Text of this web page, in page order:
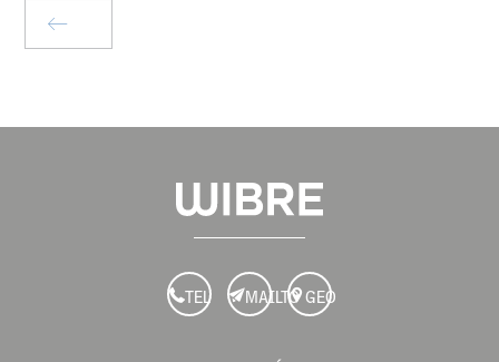
TEL MAILTO GEO